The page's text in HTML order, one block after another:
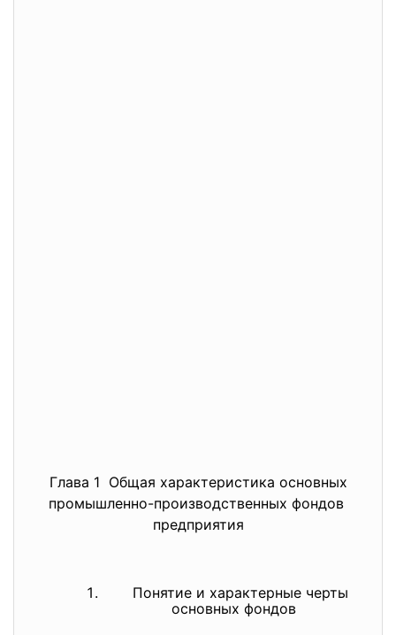
Глава 1 Общая характеристика основных
промышленно-производственных фондов
предприятия
Понятие и характерные черты
основных фондов